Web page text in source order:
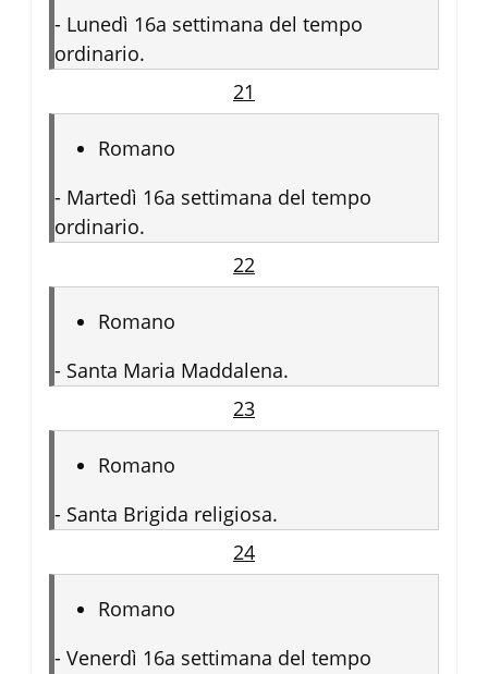
- Lunedì 16a settimana del tempo
ordinario.
21
Romano
- Martedì 16a settimana del tempo
ordinario.
22
Romano
- Santa Maria Maddalena.
23
Romano
- Santa Brigida religiosa.
24
Romano
- Venerdì 16a settimana del tempo